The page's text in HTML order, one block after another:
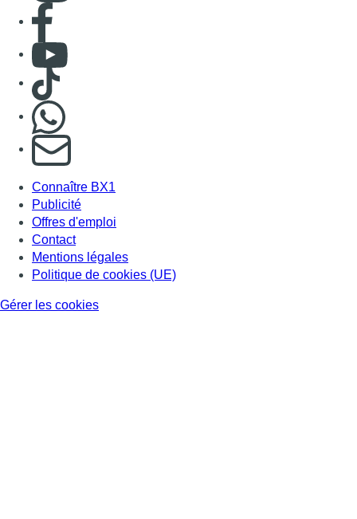
Consulter page Facebook
Consulter Youtube
Consulter TikTok
S'abonner à notre newsletter
Connaître BX1
Publicité
Offres d'emploi
Contact
Mentions légales
Politique de cookies (UE)
Gérer les cookies